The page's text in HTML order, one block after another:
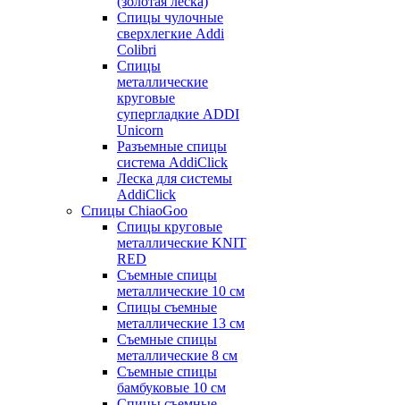
Спицы чулочные
сверхлегкие Addi
Colibri
Спицы
металлические
круговые
супергладкие ADDI
Unicorn
Разъемные спицы
система AddiClick
Леска для системы
AddiClick
Спицы ChiaoGoo
Спицы круговые
металлические KNIT
RED
Съемные спицы
металлические 10 см
Спицы съемные
металлические 13 см
Съемные спицы
металлические 8 см
Съемные спицы
бамбуковые 10 см